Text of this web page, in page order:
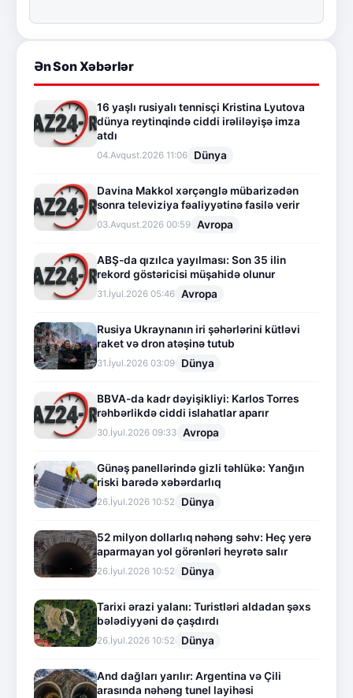
Ən Son Xəbərlər
16 yaşlı rusiyalı tennisçi Kristina Lyutova
dünya reytinqində ciddi irəliləyişə imza
atdı
04.Avqust.2026 11:06 Dünya
Davina Makkol xərçənglə mübarizədən
sonra televiziya fəaliyyətinə fasilə verir
03.Avqust.2026 00:59 Avropa
ABŞ-da qızılca yayılması: Son 35 ilin
rekord göstəricisi müşahidə olunur
31.İyul.2026 05:46 Avropa
Rusiya Ukraynanın iri şəhərlərini kütləvi
raket və dron atəşinə tutub
31.İyul.2026 03:09 Dünya
BBVA-da kadr dəyişikliyi: Karlos Torres
rəhbərlikdə ciddi islahatlar aparır
30.İyul.2026 09:33 Avropa
Günəş panellərində gizli təhlükə: Yanğın
riski barədə xəbərdarlıq
26.İyul.2026 10:52 Dünya
52 milyon dollarlıq nəhəng səhv: Heç yerə
aparmayan yol görənləri heyrətə salır
26.İyul.2026 10:52 Dünya
Tarixi ərazi yalanı: Turistləri aldadan şəxs
bələdiyyəni də çaşdırdı
26.İyul.2026 10:52 Dünya
And dağları yarılır: Argentina və Çili
arasında nəhəng tunel layihəsi